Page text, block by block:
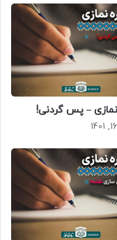
– پس گردنی!